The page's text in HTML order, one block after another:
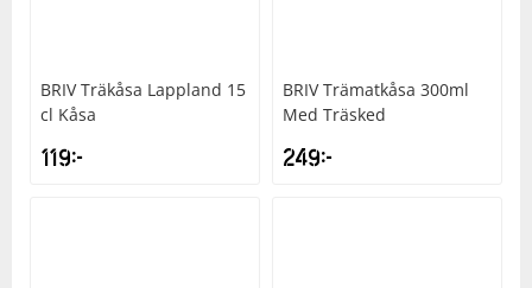
BRIV Träkåsa Lappland 15
cl Kåsa
119kr
BRIV Trämatkåsa 300ml
Med Träsked
249kr